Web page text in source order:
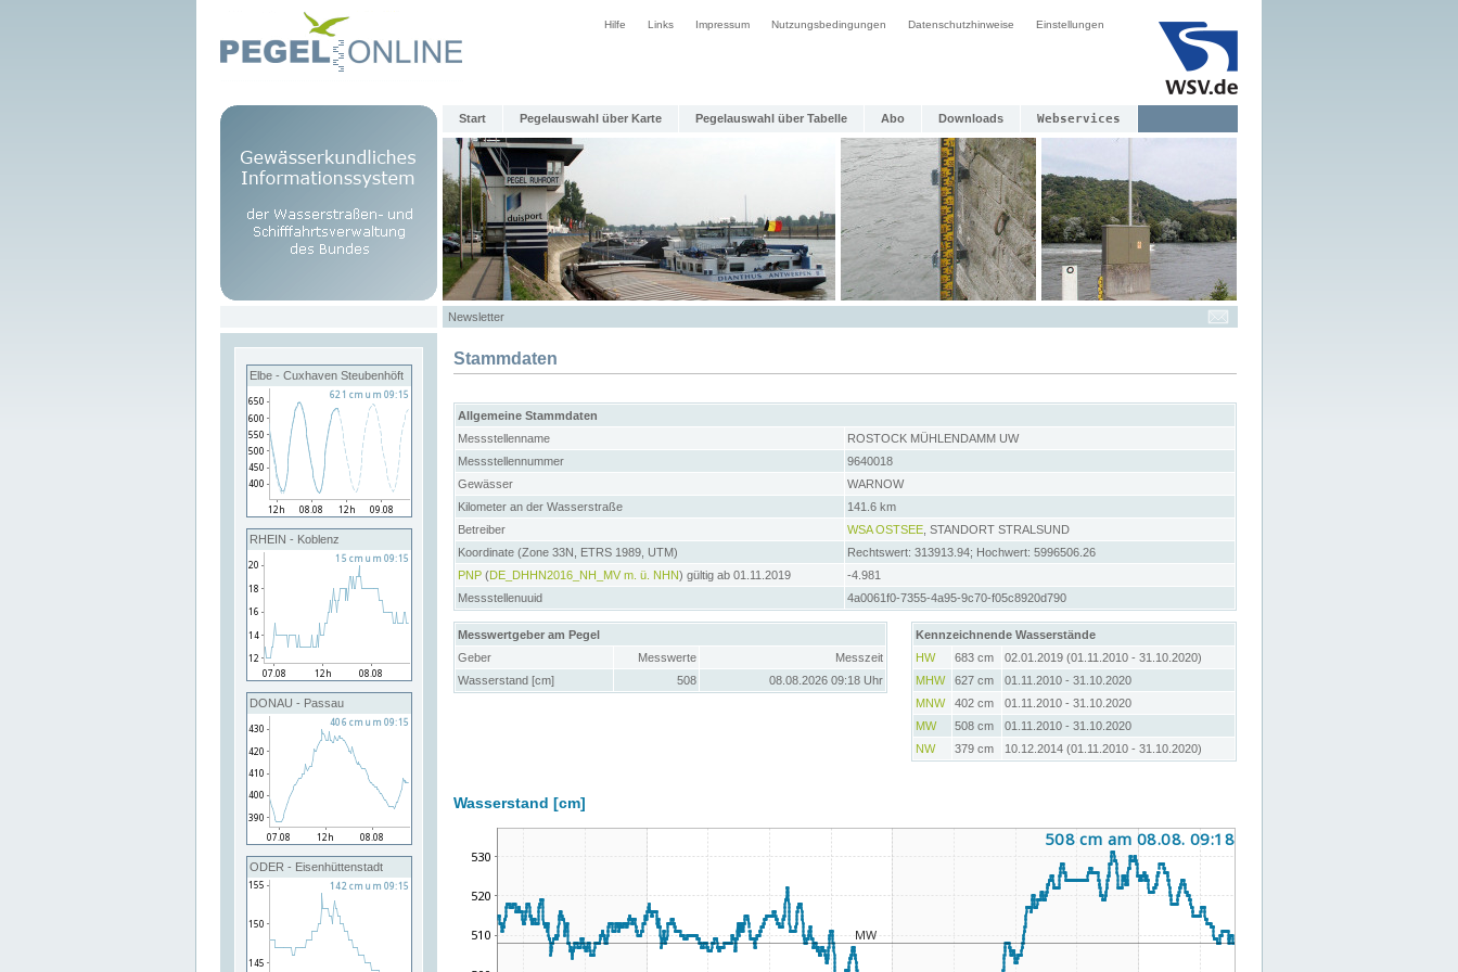
Hilfe Links Impressum Nutzungsbedingungen Datenschutzhinweise Einstellungen
Start Pegelauswahl über Karte Pegelauswahl über Tabelle Abo Downloads Webservices
Newsletter
Elbe - Cuxhaven Steubenhöft
RHEIN - Koblenz
DONAU - Passau
ODER - Eisenhüttenstadt
Stammdaten
Allgemeine Stammdaten
Messstellenname
ROSTOCK MÜHLENDAMM UW
Messstellennummer
9640018
Gewässer
WARNOW
Kilometer an der Wasserstraße
141.6 km
Betreiber
WSA OSTSEE , STANDORT STRALSUND
Koordinate (Zone 33N, ETRS 1989, UTM)
Rechtswert: 313913.94; Hochwert: 5996506.26
PNP (DE_DHHN2016_NH_MV m. ü. NHN) gültig ab 01.11.2019
-4.981
Messstellenuuid
4a0061f0-7355-4a95-9c70-f05c8920d790
Messwertgeber am Pegel
Geber
Messwerte
Messzeit
Wasserstand [cm]
508 08.08.2026 09:18 Uhr
Kennzeichnende Wasserstände
HW
683 cm
02.01.2019 (01.11.2010 - 31.10.2020)
MHW
627 cm
01.11.2010 - 31.10.2020
MNW
402 cm
01.11.2010 - 31.10.2020
MW
508 cm
01.11.2010 - 31.10.2020
NW
379 cm 10.12.2014 (01.11.2010 - 31.10.2020)
Wasserstand [cm]